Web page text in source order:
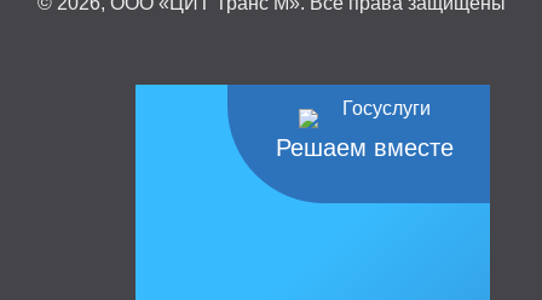
Решаем вместе